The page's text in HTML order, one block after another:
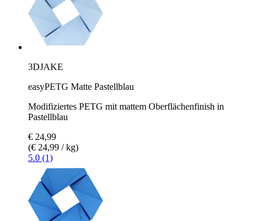
3DJAKE
easyPETG Matte Pastellblau
Modifiziertes PETG mit mattem Oberflächenfinish in
Pastellblau
€ 24,99
(€ 24,99 / kg)
5.0 (1)